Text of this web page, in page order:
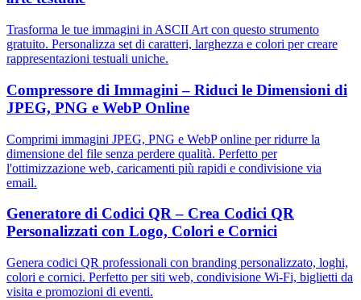
Trasforma le tue immagini in ASCII Art con questo strumento
gratuito. Personalizza set di caratteri, larghezza e colori per creare
rappresentazioni testuali uniche.
Compressore di Immagini – Riduci le Dimensioni di
JPEG, PNG e WebP Online
Comprimi immagini JPEG, PNG e WebP online per ridurre la
dimensione del file senza perdere qualità. Perfetto per
l'ottimizzazione web, caricamenti più rapidi e condivisione via
email.
Generatore di Codici QR – Crea Codici QR
Personalizzati con Logo, Colori e Cornici
Genera codici QR professionali con branding personalizzato, loghi,
colori e cornici. Perfetto per siti web, condivisione Wi-Fi, biglietti da
visita e promozioni di eventi.